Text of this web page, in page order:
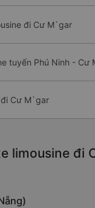
đi Cư M`gar
tuyến Phú Ninh - Cư
Cư M`gar
limousine